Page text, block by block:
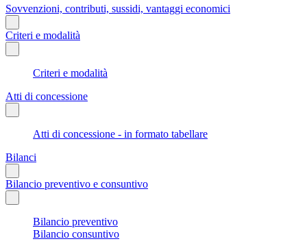
Sovvenzioni, contributi, sussidi, vantaggi economici
Criteri e modalità
Criteri e modalità
Atti di concessione
Atti di concessione - in formato tabellare
Bilanci
Bilancio preventivo e consuntivo
Bilancio preventivo
Bilancio consuntivo